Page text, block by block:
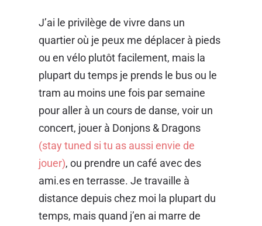
J’ai le privilège de vivre dans un
quartier où je peux me déplacer à pieds
ou en vélo plutôt facilement, mais la
plupart du temps je prends le bus ou le
tram au moins une fois par semaine
pour aller à un cours de danse, voir un
concert, jouer à Donjons & Dragons
(stay tuned si tu as aussi envie de
jouer), ou prendre un café avec des
ami.es en terrasse. Je travaille à
distance depuis chez moi la plupart du
temps, mais quand j’en ai marre de